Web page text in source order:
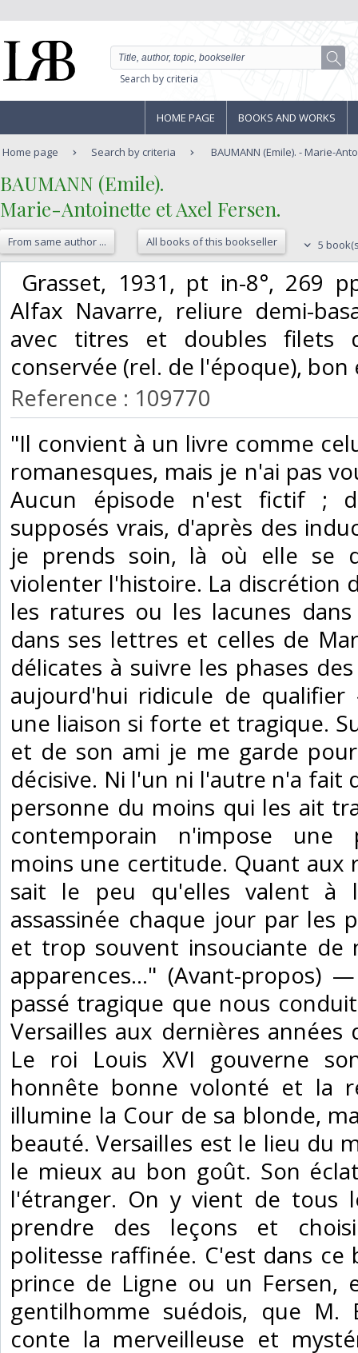
Search by criteria
HOME PAGE BOOKS AND WORKS
Home page Search by criteria BAUMANN (Emile). - Marie-
‎BAUMANN (Emile).‎
‎Marie-Antoinette et Axel Fersen.‎
From same author ... All books of this bookseller 5
Grasset, 1931, pt in-8°, 269
Alfax Navarre, reliure demi-
avec titres et doubles filets
conservée (rel. de l'époque), bon
Reference : 109770
‎"Il convient à un livre comme
romanesques, mais je n'ai pas
Aucun épisode n'est fictif ;
supposés vrais, d'après des
je prends soin, là où elle se
violenter l'histoire. La discrétion
les ratures ou les lacunes
dans ses lettres et celles de
délicates à suivre les phases
aujourd'hui ridicule de
une liaison si forte et tragique.
et de son ami je me garde
décisive. Ni l'un ni l'autre n'a fait
personne du moins qui les ait
contemporain n'impose une
moins une certitude. Quant aux
sait le peu qu'elles valent à
assassinée chaque jour par les
et trop souvent insouciante
apparences..." (Avant-propos)
passé tragique que nous
Versailles aux dernières
Le roi Louis XVI gouverne
honnête bonne volonté et la
illumine la Cour de sa blonde,
beauté. Versailles est le lieu du
le mieux au bon goût. Son
l'étranger. On y vient de tous
prendre des leçons et
politesse raffinée. C'est dans
prince de Ligne ou un Fersen,
gentilhomme suédois, que M.
conte la merveilleuse et